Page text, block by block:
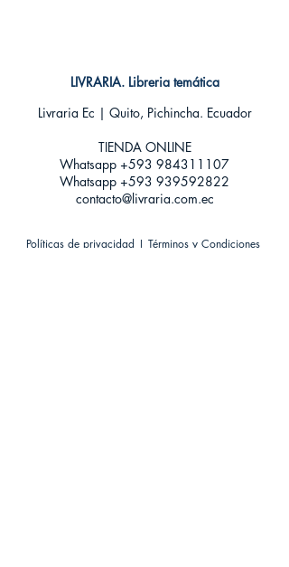
LIVRARIA. Libreria temática
Livraria Ec | Quito, Pichincha. Ecuador
TIENDA ONLINE​
Whatsapp +593 984311107
Whatsapp +593 939592822
contacto@livraria.com.ec
Políticas de privacidad | Términos y Condiciones